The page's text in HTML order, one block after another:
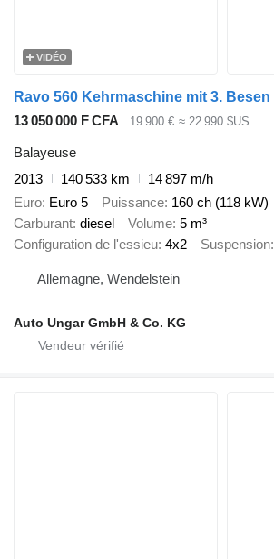
VIDÉO
13 050 000 F CFA 19 900 € ≈ 22 990 $US
Balayeuse
2013
140 533 km
14 897 m/h
Euro Euro 5 Puissance 160 ch (118 kW)
Carburant diesel Volume 5 m³
Configuration de l'essieu 4x2 Suspension
Allemagne, Wendelstein
Auto Ungar GmbH & Co. KG